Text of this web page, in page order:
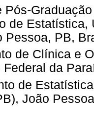
Pós-
de
Pessoa, PB,
de Clínica e
Federal da
de
João